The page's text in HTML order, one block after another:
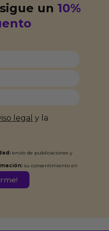
un10%
legal y la
envío de publicaciones y
su consentimiento en
Muñoz. Podrás ejercer tus